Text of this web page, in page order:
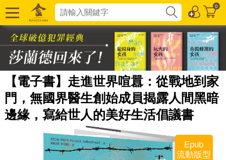
0
【電子書】走進世界喧囂：從戰地到家
門，無國界醫生創始成員揭露人間黑暗
邊緣，寫給世人的美好生活倡議書
Epub
流動版型